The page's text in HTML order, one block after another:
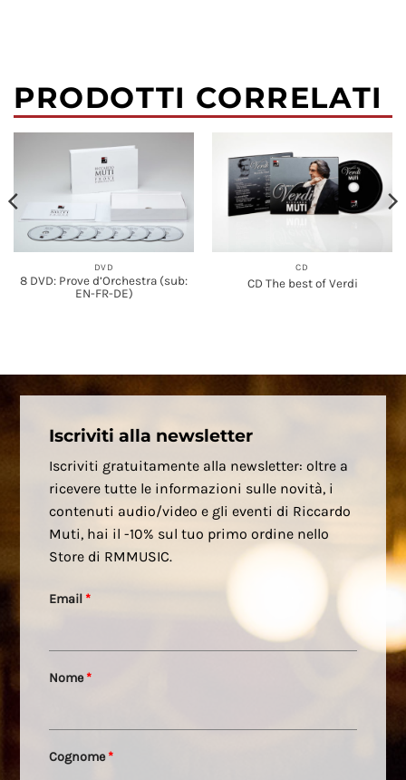
PRODOTTI CORRELATI
DVD
8 DVD: Prove d’Orchestra (sub:
EN-FR-DE)
CD
CD The best of Verdi
Iscriviti alla newsletter
Iscriviti gratuitamente alla newsletter: oltre a
ricevere tutte le informazioni sulle novità, i
contenuti audio/video e gli eventi di Riccardo
Muti, hai il -10% sul tuo primo ordine nello
Store di RMMUSIC.
Email*
Nome*
Cognome*